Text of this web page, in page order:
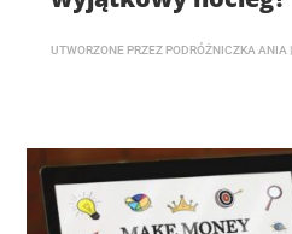
UTWORZONE PRZEZ PODRÓŻNICZKA ANIA